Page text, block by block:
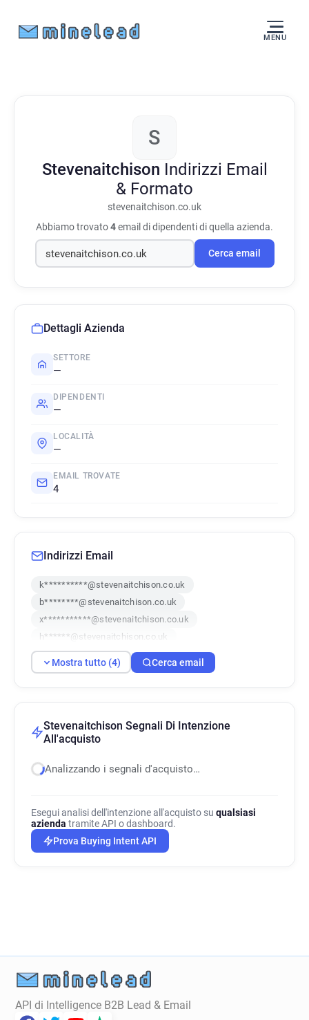
MENU
S
Stevenaitchison Indirizzi Email
& Formato
stevenaitchison.co.uk
Abbiamo trovato4email di dipendenti di quella azienda.
Cerca email
Dettagli Azienda
SETTORE
—
DIPENDENTI
—
LOCALITÀ
—
EMAIL TROVATE
4
Indirizzi Email
k**********@stevenaitchison.co.uk
b********@stevenaitchison.co.uk
x***********@stevenaitchison.co.uk
h******@stevenaitchison.co.uk
Mostra tutto (4) Cerca email
Stevenaitchison Segnali Di Intenzione
All'acquisto
Analizzando i segnali d'acquisto…
Esegui analisi dell'intenzione all'acquisto su qualsiasi
azienda tramite API o dashboard.
Prova Buying Intent API
API di Intelligence B2B Lead & Email